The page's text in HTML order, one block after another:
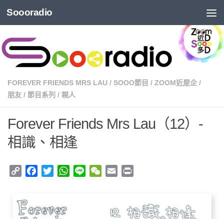
Soooradio
FOREVER FRIENDS MRS LAU / SOOO節目 / ZOOM近屋企 /
朋友 / 節目系列 / 親人
Forever Friends Mrs Lau（12）-
相識、相逢
Copy
Facebook
TwitterWhatsApp
Line WeChat
Email